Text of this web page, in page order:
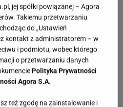
jej spółki powiązanej – Agora
Takiemu przetwarzaniu
do „Ustawień
kontakt z administratorem – w
i podmiotu, wobec którego
o przetwarzaniu danych
Polityka Prywatności
Agora S.A.
też zgodę na zainstalowanie i